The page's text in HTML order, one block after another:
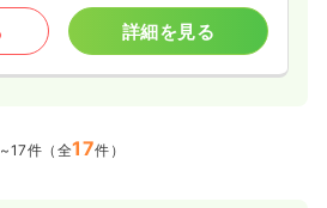
詳細を見る
件（全17件）